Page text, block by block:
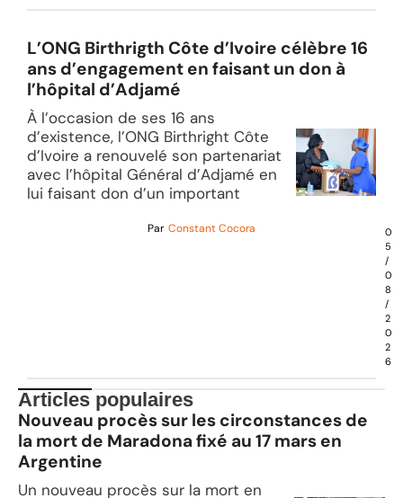
L’ONG Birthrigth Côte d’Ivoire célèbre 16
ans d’engagement en faisant un don à
l’hôpital d’Adjamé
À l’occasion de ses 16 ans
d’existence, l’ONG Birthright Côte
d’Ivoire a renouvelé son partenariat
avec l’hôpital Général d’Adjamé en
lui faisant don d’un important
Par Constant Cocora
0
5
/
0
8
/
2
0
2
6
Articles populaires
Nouveau procès sur les circonstances de
la mort de Maradona fixé au 17 mars en
Argentine
Un nouveau procès sur la mort en